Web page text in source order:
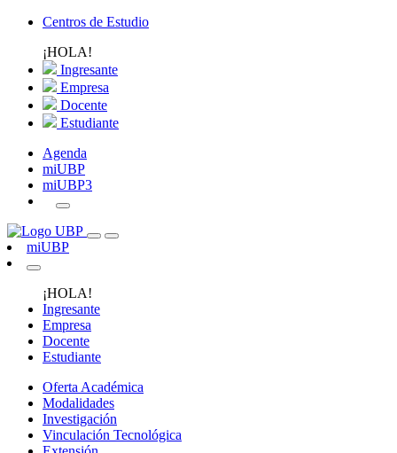
Centros de Estudio
¡HOLA!
Ingresante
Empresa
Docente
Estudiante
Agenda
miUBP
miUBP3
miUBP
¡HOLA!
Ingresante
Empresa
Docente
Estudiante
Oferta Académica
Modalidades
Investigación
Vinculación Tecnológica